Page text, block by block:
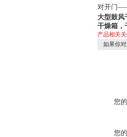
对开
大型鼓风
干燥箱，
产品相关关
如果你对
您
您